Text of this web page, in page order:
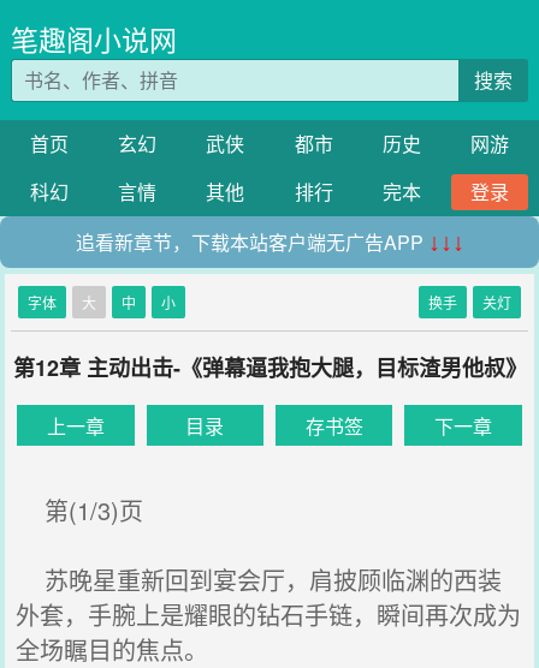
笔趣阁小说网
搜索
首页 玄幻 武侠 都市 历史
网游
科幻
言情 其他 排行 完本
登录
追看新章节，下载本站客户端无广告APP ↓↓↓
字体 大 中 小 换手 关灯
第12章 主动出击-《弹幕逼我抱大腿，目标渣男他叔》
上一章 目录 存书签 下一章
第(1/3)页
苏晚星重新回到宴会厅，肩披顾临渊的西装
外套，手腕上是耀眼的钻石手链，瞬间再次成为
全场瞩目的焦点。